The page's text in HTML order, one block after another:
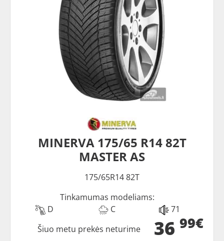
MINERVA 175/65 R14 82T
MASTER AS
175/65R14 82T
Tinkamumas modeliams:
D
C 71
36 99€
Šiuo metu prekės neturime